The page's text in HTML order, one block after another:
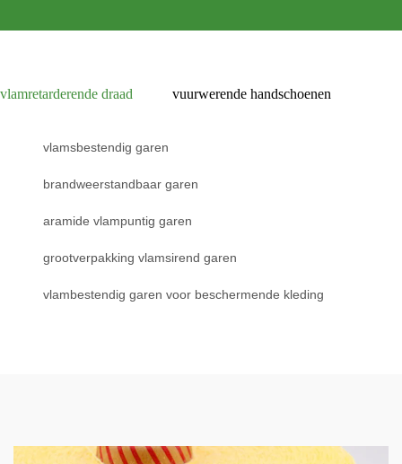
vlamretarderende draad vuurwerende handschoenen
vlamsbestendig garen
brandweerstandbaar garen
aramide vlampuntig garen
grootverpakking vlamsirend garen
vlambestendig garen voor beschermende kleding